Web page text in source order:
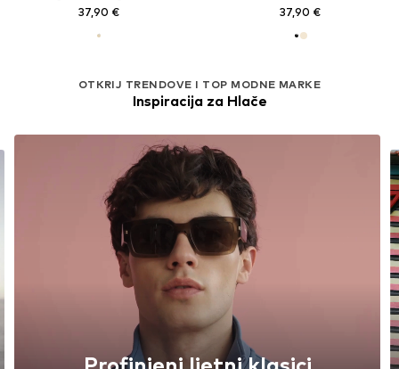
37,90 € 37,90 €
OTKRIJ TRENDOVE I TOP MODNE MARKE
Inspiracija za Hlače
Osvježenje stila: Više boja, više